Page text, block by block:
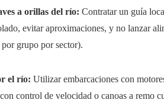
a orillas del río: Contratar un guía
evitar aproximaciones, y no lanzar
grupo por sector).
el río: Utilizar embarcaciones con
control de velocidad o canoas a remo